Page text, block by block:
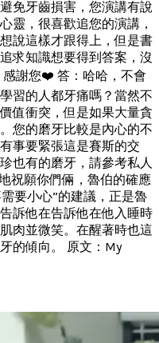
免牙齒損害，您演講有說
靈，很喜歡追您的演講，
說這樣才跟得上，但是書
求知識想要得到答案，沒
感謝您❤️ 答：哈哈，不會
習的人都牙痛嗎？當然不
值衝突，但是如果大量貪
您的磨牙比較是內心的不
事要緊張這是賽斯的交
也有的磨牙，請參考私人
祝願你們倆，魯伯的確應
要小心”的建議，正是魯
訴他在告訴他在他入睡時
肉並微笑。在醒著時也這
的傾向。 原文：My